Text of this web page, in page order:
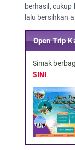
berhasil,
lalu bersihkan
Open Trip
Simak
SINI.